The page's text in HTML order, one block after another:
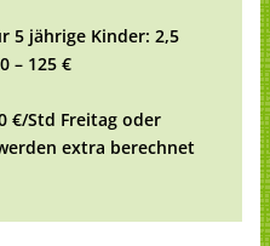
5 jährige Kinder: 2,5
– 125 €
€/Std Freitag oder
extra berechnet